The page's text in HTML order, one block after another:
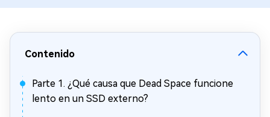
Contenido
Parte 1. ¿Qué causa que Dead Space funcione
lento en un SSD externo?